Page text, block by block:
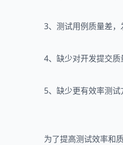
3、测试用例质量差
4、缺少对开发提交
5、缺少更有效率测
为了提高测试效率和